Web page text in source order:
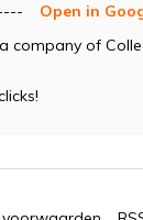
Open in
company of